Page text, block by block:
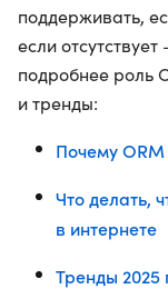
поддерживать,
если
подробнее роль
и тренды:
Почему
Что делать,
в интернете
Тренды 2025